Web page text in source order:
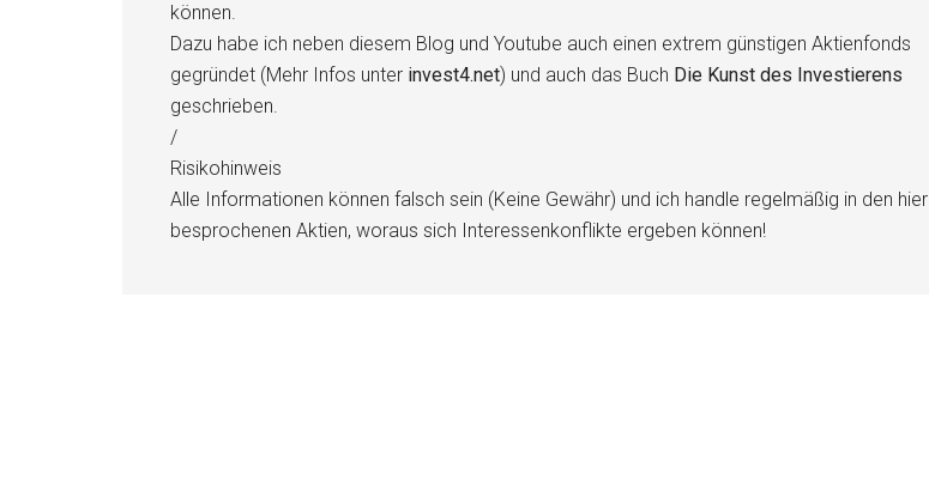
können.
Dazu habe ich neben diesem Blog und Youtube auch einen extrem günstigen Aktienfonds
gegründet (Mehr Infos unter invest4.net) und auch das Buch Die Kunst des Investierens
geschrieben.
/
Risikohinweis
Alle Informationen können falsch sein (Keine Gewähr) und ich handle regelmäßig in den hier
besprochenen Aktien, woraus sich Interessenkonflikte ergeben können!